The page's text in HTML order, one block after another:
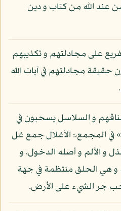
عند الله من كتاب و دين
على مجادلتهم و تكذيبهم
مجادلتهم في آيات الله
و السلاسل يسحبون في
في المجمع،: الأغلال جمع غل
و الألم و أصله الدخول، و
هي الحلق منتظمة في جهة
جر الشيء على الأرض.